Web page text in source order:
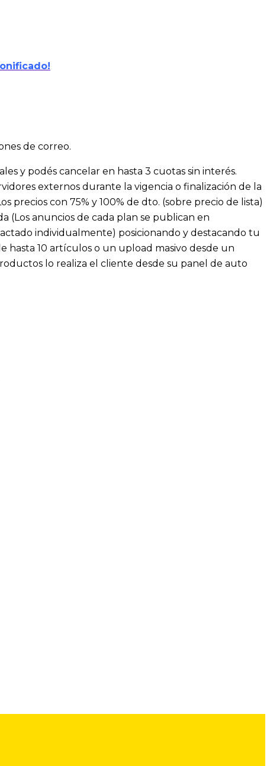
de correo.
y podés cancelar en hasta 3 cuotas sin interés.
externos durante la vigencia o finalización de la
precios con 75% y 100% de dto. (sobre precio de lista)
(Los anuncios de cada plan se publican en
individualmente) posicionando y destacando tu
hasta 10 artículos o un upload masivo desde un
lo realiza el cliente desde su panel de auto